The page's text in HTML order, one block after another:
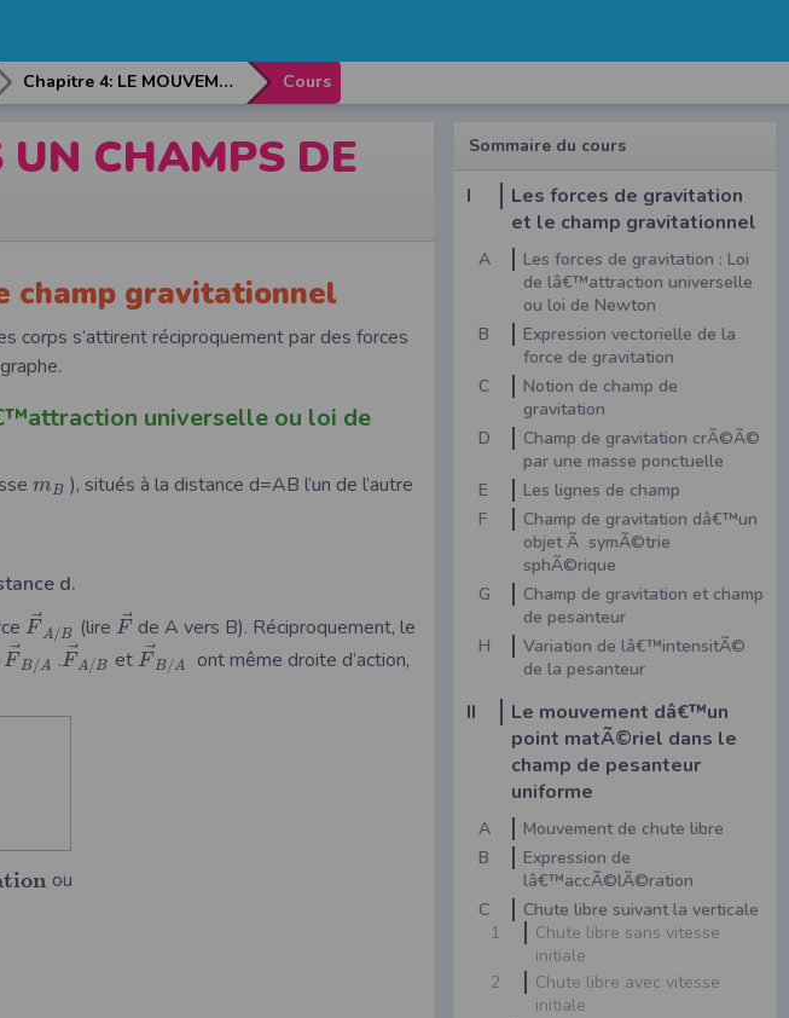
Chapitre 4: LE MOUVEMENT DANS UN CHAMPS DE GRAVITATION Cours
CHAMPS DE
champ gravitationnel
corps s’attirent réciproquement par des forces
universelle ou loi de
mB ), situés à la distance d=AB l’un de l’autre
d.
F A/B (lire F de A vers B). Réciproquement, le
F ⃗
B/A .F ⃗
A/B etF⃗
B/A
ont même droite d’action,
tion ou
Sommaire du cours
I
Les forces de gravitation
et le champ gravitationnel
A
Les forces de gravitation : Loi
de lâ€™attraction universelle
ou loi de Newton
B
Expression vectorielle de la
force de gravitation
C
Notion de champ de
gravitation
D
Champ de gravitation crÃ©Ã©
par une masse ponctuelle
E
Les lignes de champ
F
Champ de gravitation dâ€™un
objet Ã symÃ©trie
sphÃ©rique
G
Champ de gravitation et champ
de pesanteur
H
Variation de lâ€™intensitÃ©
de la pesanteur
II
Le mouvement dâ€™un
point matÃ©riel dans le
champ de pesanteur
uniforme
A
Mouvement de chute libre
B
Expression de
lâ€™accÃ©lÃ©ration
C
Chute libre suivant la verticale
1
Chute libre sans vitesse
initiale
2
Chute libre avec vitesse
initiale